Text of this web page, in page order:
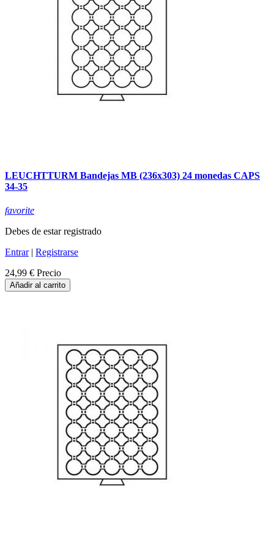
LEUCHTTURM Bandejas MB (236x303) 24 monedas CAPS
34-35
favorite
Debes de estar registrado
Entrar| Registrarse
24,99 € Precio
Añadir al carrito